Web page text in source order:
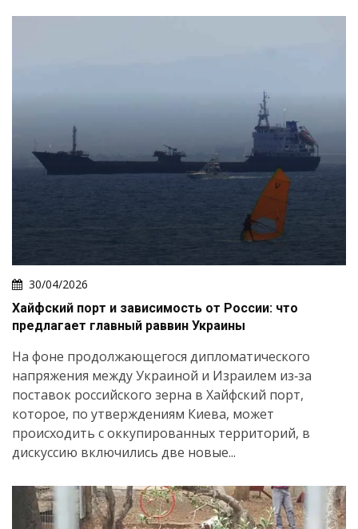
30/04/2026
Хайфский порт и зависимость от России: что
предлагает главный раввин Украины
На фоне продолжающегося дипломатического
напряжения между Украиной и Израилем из‑за
поставок российского зерна в Хайфский порт,
которое, по утверждениям Киева, может
происходить с оккупированных территорий, в
дискуссию включились две новые...